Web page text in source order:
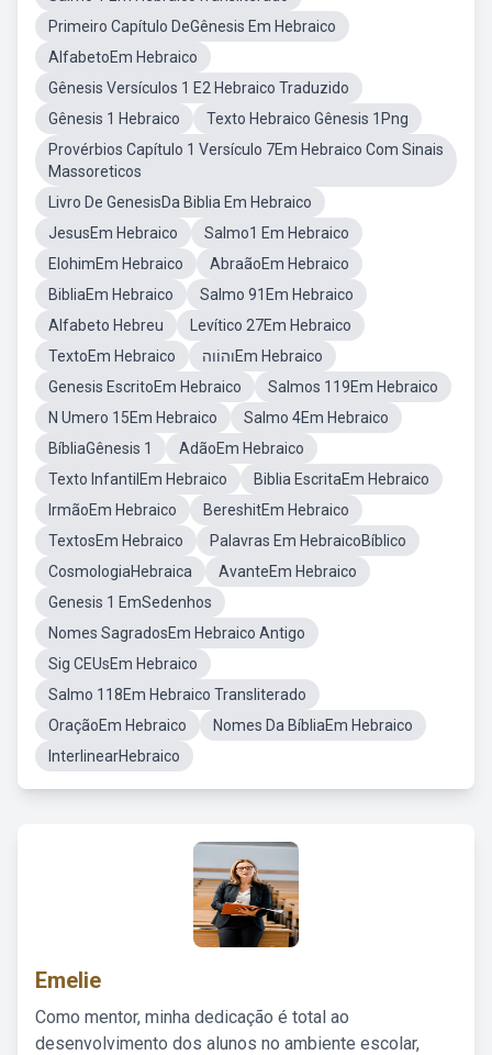
Primeiro Capítulo DeGênesis Em Hebraico
AlfabetoEm Hebraico
Gênesis Versículos 1 E2 Hebraico Traduzido
Gênesis 1 Hebraico
Texto Hebraico Gênesis 1Png
Provérbios Capítulo 1 Versículo 7Em Hebraico Com Sinais
Massoreticos
Livro De GenesisDa Biblia Em Hebraico
JesusEm Hebraico
Salmo1 Em Hebraico
ElohimEm Hebraico
AbraãoEm Hebraico
BibliaEm Hebraico
Salmo 91Em Hebraico
Alfabeto Hebreu
Levítico 27Em Hebraico
TextoEm Hebraico
והוֹוהEm Hebraico
Genesis EscritoEm Hebraico
Salmos 119Em Hebraico
N Umero 15Em Hebraico
Salmo 4Em Hebraico
BíbliaGênesis 1
AdãoEm Hebraico
Texto InfantilEm Hebraico
Biblia EscritaEm Hebraico
IrmãoEm Hebraico
BereshitEm Hebraico
TextosEm Hebraico
Palavras Em HebraicoBíblico
CosmologiaHebraica
AvanteEm Hebraico
Genesis 1 EmSedenhos
Nomes SagradosEm Hebraico Antigo
Sig CEUsEm Hebraico
Salmo 118Em Hebraico Transliterado
OraçãoEm Hebraico
Nomes Da BíbliaEm Hebraico
InterlinearHebraico
Emelie
Como mentor, minha dedicação é total ao
desenvolvimento dos alunos no ambiente escolar,